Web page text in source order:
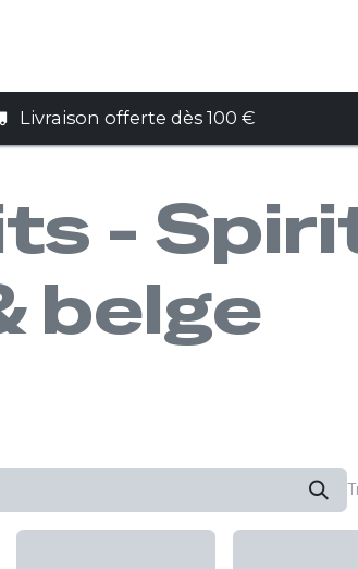
Livraison offerte dès 100 €
-
belge